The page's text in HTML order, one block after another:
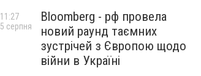
Bloomberg - рф провела
новий раунд таємних
зустрічей з Європою щодо
війни в Україні
11:27
5 серпня